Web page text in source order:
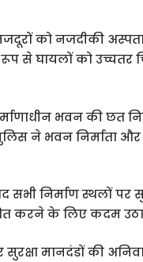
को नजदीकी
रूप से घायलों को
भवन की छत
ने भवन निर्माता
निर्माण स्थलों पर
करने के लिए कदम
मानदंडों की